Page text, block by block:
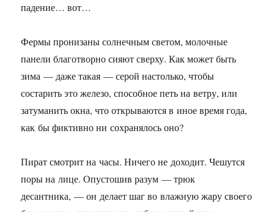
падение… вот…
Фермы пронизаны солнечным светом, молочные
панели благотворно сияют сверху. Как может быть
зима — даже такая — серой настолько, чтобы
состарить это железо, способное петь на ветру, или
затуманить окна, что открываются в иное время года,
как бы фиктивно ни сохранялось оно?
Пират смотрит на часы. Ничего не доходит. Чешутся
поры на лице. Опустошив разум — трюк
десантника, — он делает шаг во влажную жару своего